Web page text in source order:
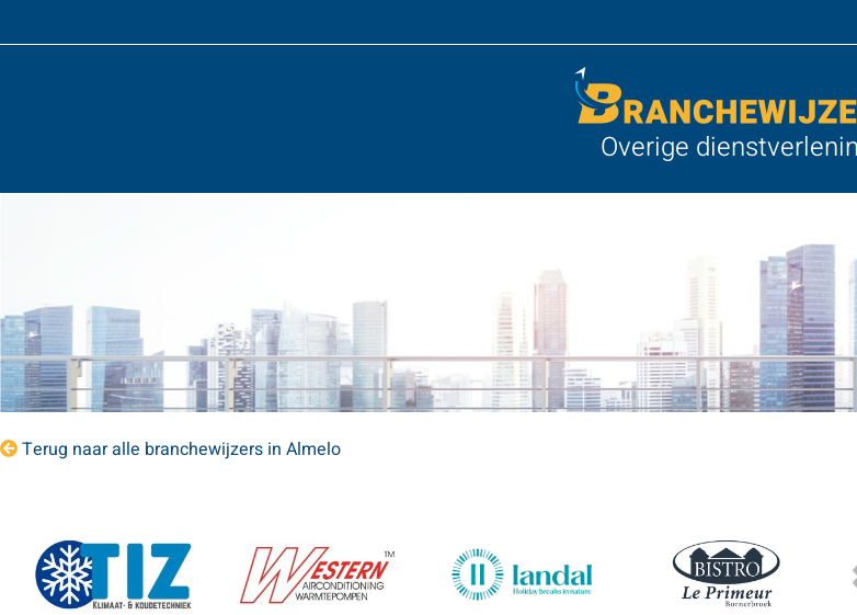
Overige
Terug naar alle branchewijzers in Almelo